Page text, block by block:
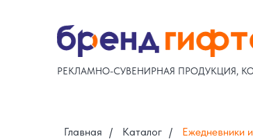
РЕКЛАМНО-СУВЕНИРНАЯ ПРОДУКЦИЯ,
Главная / Каталог / Ежедневники